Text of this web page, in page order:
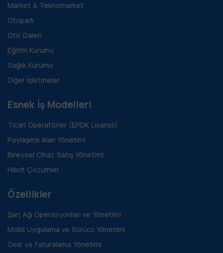
Market & Teknomarket
Otopark
Oto Galeri
Eğitim Kurumu
Sağlık Kurumu
Diğer İşletmeler
Esnek İş Modelleri
Ticari Operatörler (EPDK Lisanslı)
Paylaşımlı Alan Yönetimi
Bireysel Cihaz Satış Yönetimi
Hibrit Çözümler
Özellikler
Şarj Ağı Operasyonları ve Yönetimi
Mobil Uygulama ve Sürücü Yönetimi
Gelir ve Faturalama Yönetimi